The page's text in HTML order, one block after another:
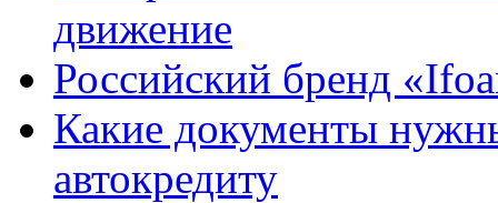
движение
Российский бренд
Какие документы
автокредиту